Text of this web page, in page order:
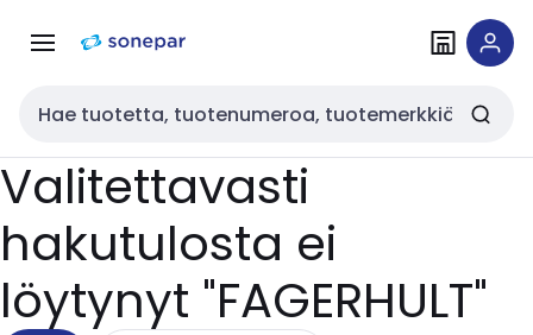
navigointiinsisältöön
Haku
Valitettavasti
hakutulosta ei
löytynyt "FAGERHULT"